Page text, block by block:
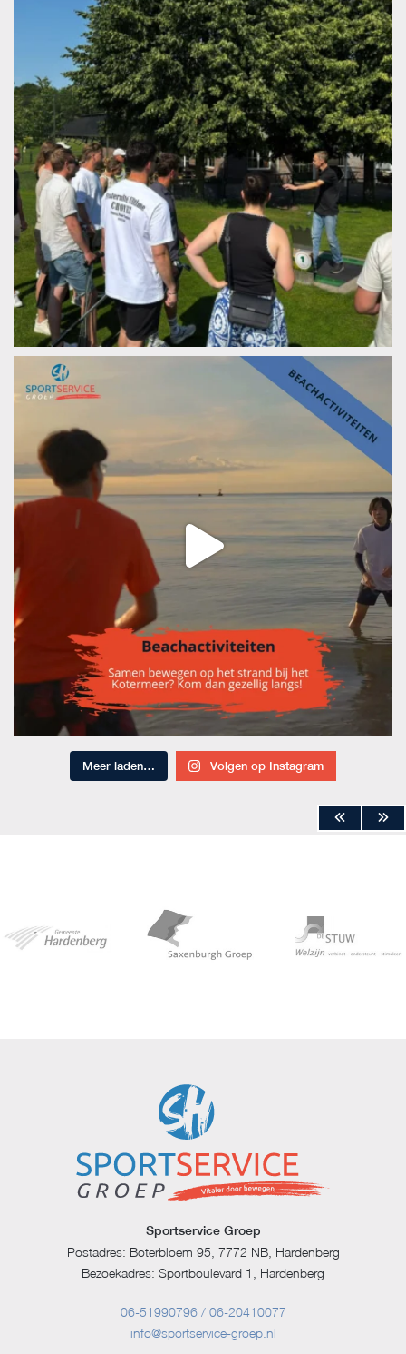
Meer laden… Volgen op Instagram
Sportservice Groep
Postadres: Boterbloem 95, 7772 NB, Hardenberg
Bezoekadres: Sportboulevard 1, Hardenberg
06-51990796 / 06-20410077
info@sportservice-groep.nl